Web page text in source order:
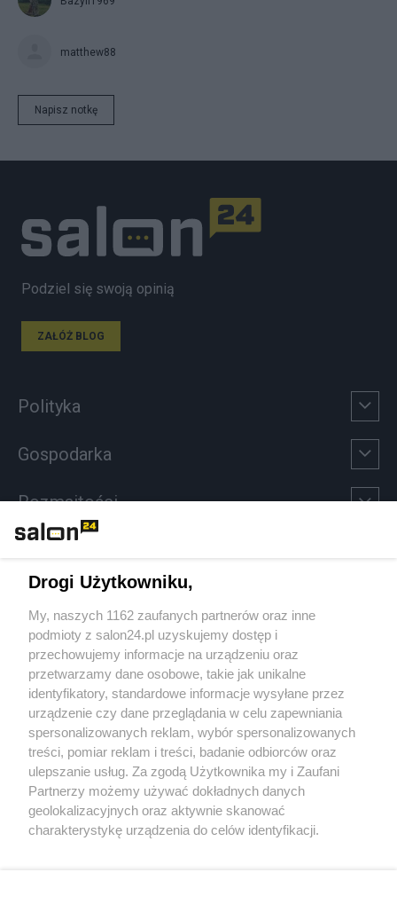
matthew88
Napisz notkę
Podziel się swoją opinią
ZAŁÓŻ BLOG
Polityka
Gospodarka
Rozmaitości
Sport
Społeczeństwo
Kultura
X Facebook Instagram Youtube
Drogi Użytkowniku,
My, naszych 1162 zaufanych partnerów oraz inne
podmioty z salon24.pl uzyskujemy dostęp i
przechowujemy informacje na urządzeniu oraz
przetwarzamy dane osobowe, takie jak unikalne
identyfikatory, standardowe informacje wysyłane przez
urządzenie czy dane przeglądania w celu zapewniania
spersonalizowanych reklam, wybór spersonalizowanych
treści, pomiar reklam i treści, badanie odbiorców oraz
ulepszanie usług. Za zgodą Użytkownika my i Zaufani
Partnerzy możemy używać dokładnych danych
geolokalizacyjnych oraz aktywnie skanować
charakterystykę urządzenia do celów identyfikacji.